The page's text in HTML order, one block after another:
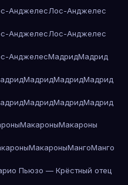
АнджелесЛос-Анджелес
АнджелесЛос-Анджелес
АнджелесМадридМадрид
МадридМадридМадрид
МадридМадридМадрид
МакароныМакароны
МакароныМангоМанго
Пьюзо — Крёстный отец